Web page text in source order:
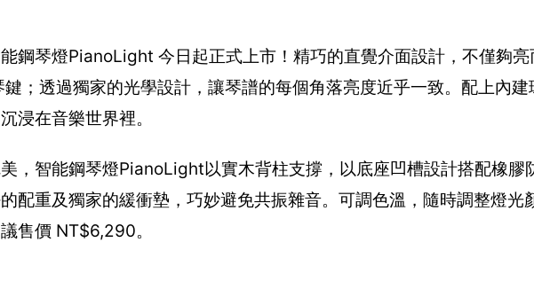
鋼琴燈PianoLight 今日起正式上市！精巧的直覺介面設計，不僅夠亮
；透過獨家的光學設計，讓琴譜的每個角落亮度近乎一致。配上內建
浸在音樂世界裡。
，智能鋼琴燈PianoLight以實木背柱支撐，以底座凹槽設計搭配橡膠
配重及獨家的緩衝墊，巧妙避免共振雜音。可調色溫，隨時調整燈光
售價 NT$6,290。